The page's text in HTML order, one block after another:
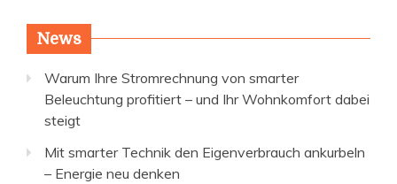
News
Warum Ihre Stromrechnung von smarter
Beleuchtung profitiert – und Ihr Wohnkomfort dabei
steigt
Mit smarter Technik den Eigenverbrauch ankurbeln
– Energie neu denken